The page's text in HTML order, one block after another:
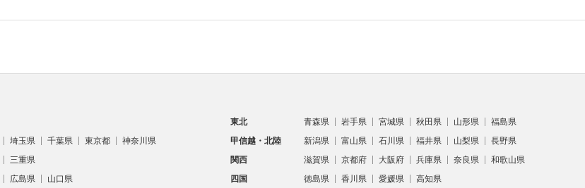
東北 青森県 岩手県 宮城県 秋田県 山形県
福島県
埼玉県 千葉県 東京都 神奈川県 甲信越・北陸 新潟県 富山県 石川県 福井県 山梨県
長野県
三重県 関西 滋賀県 京都府 大阪府 兵庫県 奈良県
和歌山県
広島県 山口県 四国 徳島県 香川県 愛媛県
高知県